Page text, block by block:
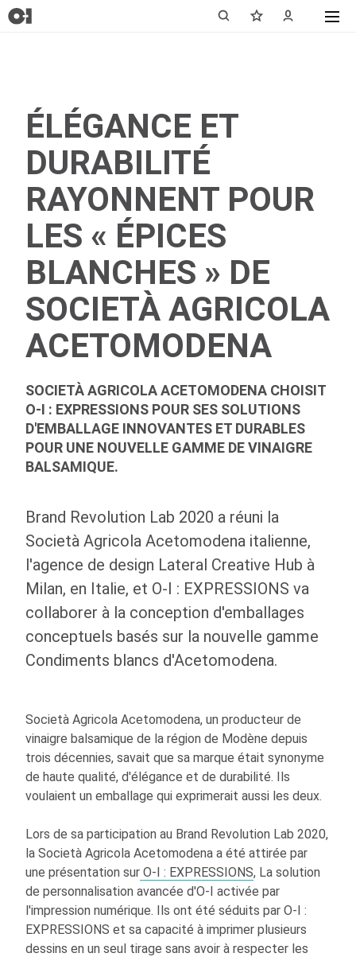
ÉLÉGANCE ET
DURABILITÉ
RAYONNENT POUR
LES « ÉPICES
BLANCHES » DE
SOCIETÀ AGRICOLA
ACETOMODENA
SOCIETÀ AGRICOLA ACETOMODENA CHOISIT
O-I : EXPRESSIONS POUR SES SOLUTIONS
D'EMBALLAGE INNOVANTES ET DURABLES
POUR UNE NOUVELLE GAMME DE VINAIGRE
BALSAMIQUE.
Brand Revolution Lab 2020 a réuni la
Società Agricola Acetomodena italienne,
l'agence de design Lateral Creative Hub à
Milan, en Italie, et O-I : EXPRESSIONS va
collaborer à la conception d'emballages
conceptuels basés sur la nouvelle gamme
Condiments blancs d'Acetomodena.
Società Agricola Acetomodena, un producteur de
vinaigre balsamique de la région de Modène depuis
trois décennies, savait que sa marque était synonyme
de haute qualité, d'élégance et de durabilité. Ils
voulaient un emballage qui exprimerait aussi les deux.
Lors de sa participation au Brand Revolution Lab 2020,
la Società Agricola Acetomodena a été attirée par
une présentation sur O-I : EXPRESSIONS, La solution
de personnalisation avancée d'O-I activée par
l'impression numérique. Ils ont été séduits parO-I :
EXPRESSIONS et sa capacité à imprimer plusieurs
dessins en un seul tirage sans avoir à respecter les